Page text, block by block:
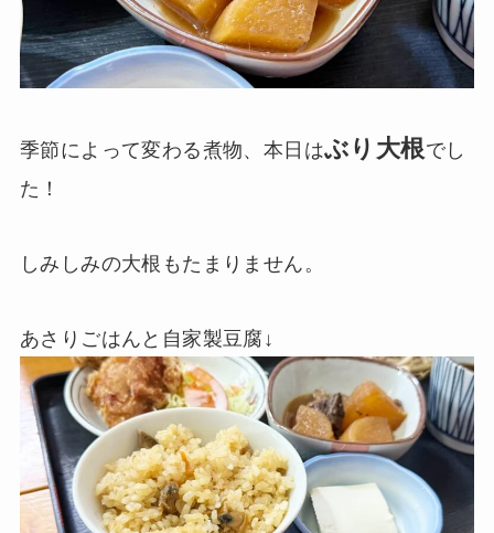
季節によって変わる煮物、本日はぶり大根でし
た！
しみしみの大根もたまりません。
あさりごはんと自家製豆腐↓